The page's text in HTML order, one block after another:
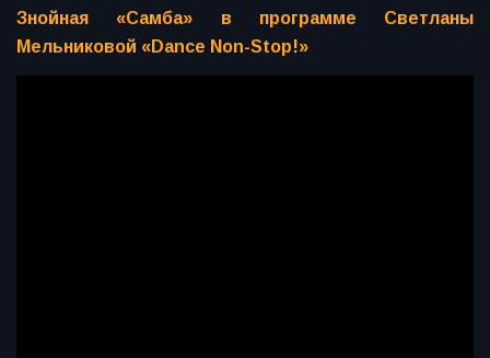
Знойная «Самба» в программе Светланы
Мельниковой «Dance Non-Stop!»